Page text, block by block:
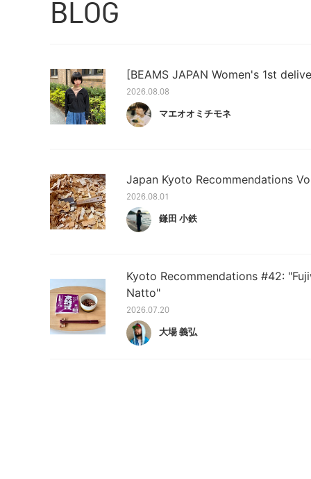
BLOG
[BEAMS JAPAN Women's 1st
2026.08.08
マエオオミチモネ
Japan Kyoto Recommendations
2026.08.01
鎌田 小鉄
Kyoto Recommendations #42:
Natto"
2026.07.20
大場 義弘